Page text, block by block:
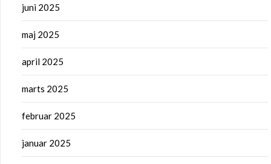
juni 2025
maj 2025
april 2025
marts 2025
februar 2025
januar 2025